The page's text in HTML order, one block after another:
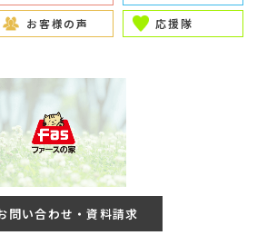
お客様の声 応援隊
問い合わせ・資料請求